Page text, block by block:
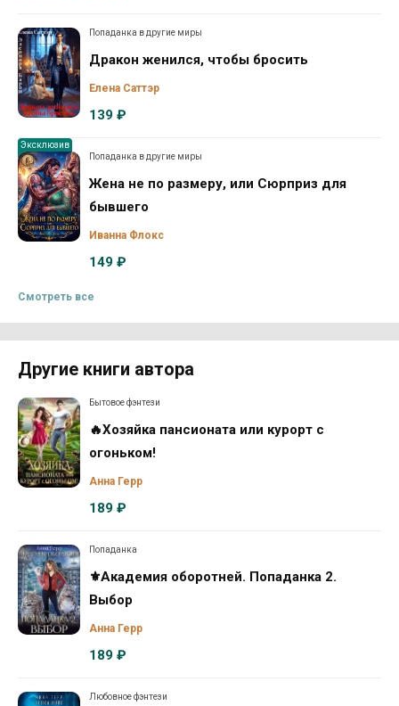
Попаданка в другие миры
Дракон женился, чтобы бросить
Елена Саттэр
139 ₽
Эксклюзив
Попаданка в другие миры
Жена не по размеру, или Сюрприз для
бывшего
Иванна Флокс
149 ₽
Смотреть все
Другие книги автора
Бытовое фэнтези
🔥Хозяйка пансионата или курорт с
огоньком!
Анна Герр
189 ₽
Попаданка
⚜️Академия оборотней. Попаданка 2.
Выбор
Анна Герр
189 ₽
Любовное фэнтези